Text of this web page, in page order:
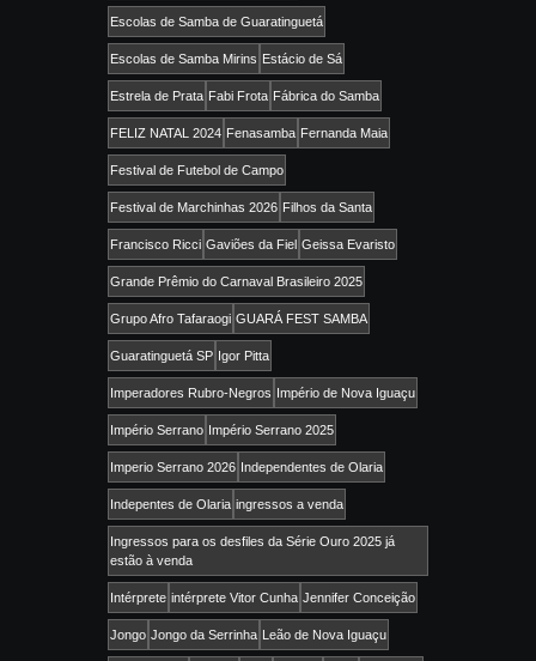
Escolas de Samba de Guaratinguetá
Escolas de Samba Mirins Estácio de Sá
Estrela de Prata Fabi Frota Fábrica do Samba
FELIZ NATAL 2024 Fenasamba Fernanda Maia
Festival de Futebol de Campo
Festival de Marchinhas 2026 Filhos da Santa
Francisco Ricci Gaviões da Fiel Geissa Evaristo
Grande Prêmio do Carnaval Brasileiro 2025
Grupo Afro Tafaraogi GUARÁ FEST SAMBA
Guaratinguetá SP Igor Pitta
Imperadores Rubro-Negros Império de Nova Iguaçu
Império Serrano Império Serrano 2025
Imperio Serrano 2026 Independentes de Olaria
Indepentes de Olaria ingressos a venda
Ingressos para os desfiles da Série Ouro 2025 já
estão à venda
Intérprete intérprete Vitor Cunha Jennifer Conceição
Jongo Jongo da Serrinha Leão de Nova Iguaçu